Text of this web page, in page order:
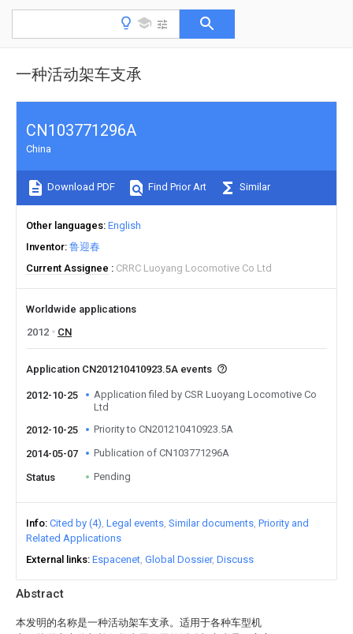
一种活动架车支承
Abstract
本发明的名称是一种活动架车支承。适用于各种车型机
CN103771296A
China
Download PDF Find Prior Art Similar
Other languages English
Inventor 鲁迎春
Current Assignee
CRRC Luoyang Locomotive Co Ltd
Worldwide applications
2012
CN
Application CN201210410923.5A events
2012-10-25
Application filed by CSR Luoyang Locomotive Co
Ltd
2012-10-25
Priority to CN201210410923.5A
2014-05-07 Publication of CN103771296A
Status Pending
Info Cited by (4) Legal events Similar documents Priority and
Related Applications
External links Espacenet Global Dossier Discuss